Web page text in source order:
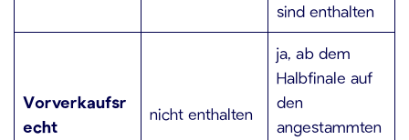
sind enthalten
Vorverkaufsr
echt
nicht enthalten
ja, ab dem
Halbfinale auf
den
angestammten